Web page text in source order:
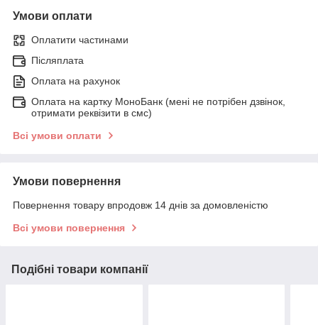
Умови оплати
Оплатити частинами
Післяплата
Оплата на рахунок
Оплата на картку МоноБанк (мені не потрібен дзвінок,
отримати реквізити в смс)
Всі умови оплати
Умови повернення
Повернення товару впродовж 14 днів за домовленістю
Всі умови повернення
Подібні товари компанії